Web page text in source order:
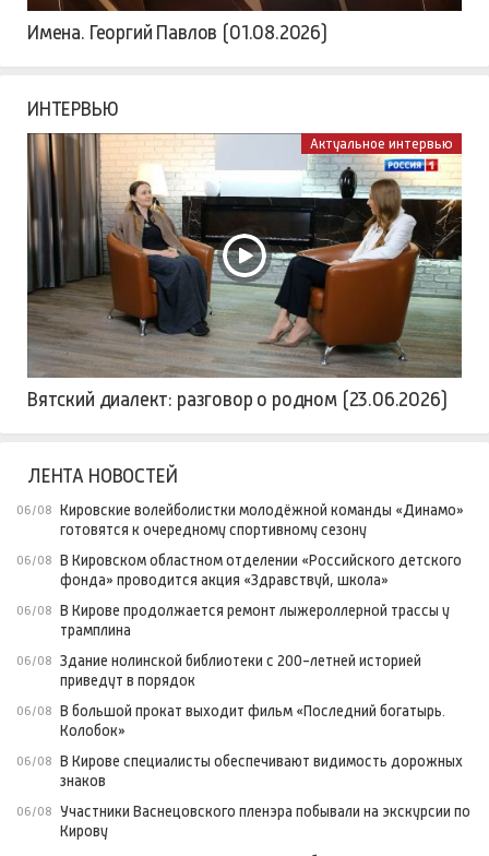
Имена. Георгий Павлов (01.08.2026)
ИНТЕРВЬЮ
Актуальное интервью
Вятский диалект: разговор о родном (23.06.2026)
ЛЕНТА НОВОСТЕЙ
06/08 Кировские волейболистки молодёжной команды «Динамо»
готовятся к очередному спортивному сезону
06/08 В Кировском областном отделении «Российского детского
фонда» проводится акция «Здравствуй, школа»
06/08 В Кирове продолжается ремонт лыжероллерной трассы у
трамплина
06/08 Здание нолинской библиотеки с 200-летней историей
приведут в порядок
06/08 В большой прокат выходит фильм «Последний богатырь.
Колобок»
06/08 В Кирове специалисты обеспечивают видимость дорожных
знаков
06/08 Участники Васнецовского пленэра побывали на экскурсии по
Кирову